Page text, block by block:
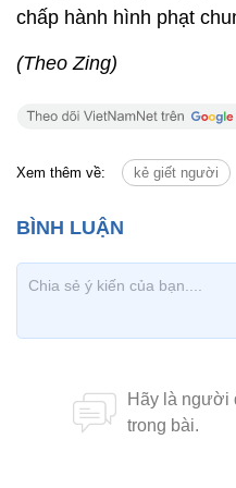
chấp hành hình phạt
(Theo Zing)
Xem thêm về: kẻ giết người